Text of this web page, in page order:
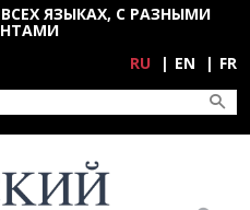
ЯЗЫКАХ, С РАЗНЫМИ
RU EN FR